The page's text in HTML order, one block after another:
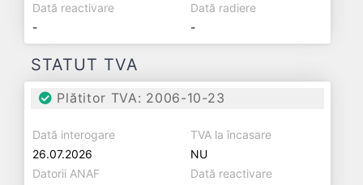
Dată reactivare
-
Dată radiere
-
STATUT TVA
Plătitor TVA: 2006-10-23
Dată interogare
26.07.2026
TVA la încasare
NU
Datorii ANAF
Dată reactivare